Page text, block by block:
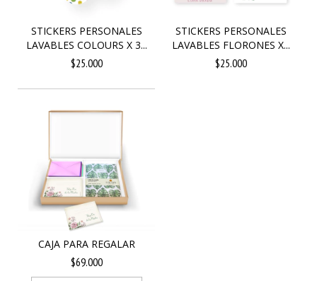
STICKERS PERSONALES
LAVABLES COLOURS X 3...
$25.000
STICKERS PERSONALES
LAVABLES FLORONES X...
$25.000
CAJA PARA REGALAR
$69.000